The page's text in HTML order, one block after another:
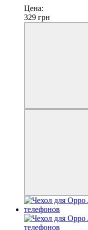
Цена:
329 грн